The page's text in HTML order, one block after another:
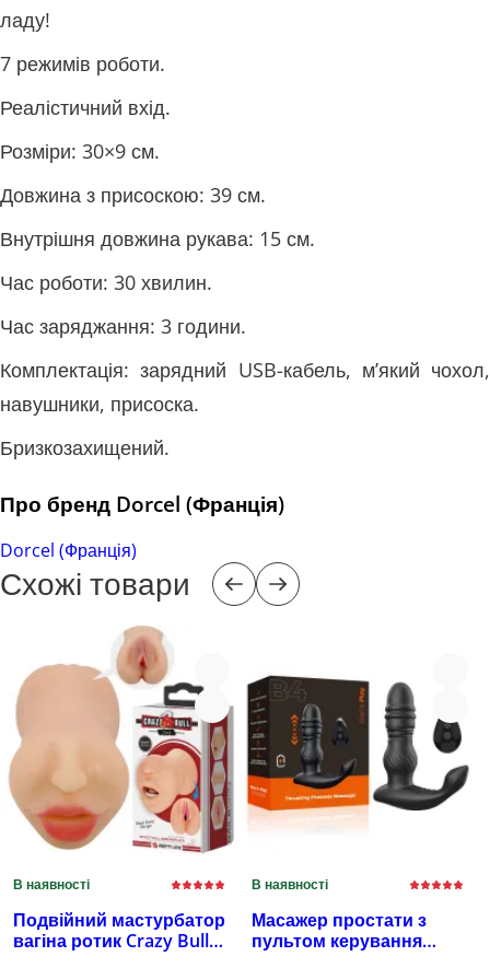
ладу!
7 режимів роботи.
Реалістичний вхід.
Розміри: 30×9 см.
Довжина з присоскою: 39 см.
Внутрішня довжина рукава: 15 см.
Час роботи: 30 хвилин.
Час заряджання: 3 години.
Комплектація: зарядний USB-кабель, м’який чохол,
навушники, присоска.
Бризкозахищений.
Про бренд Dorcel (Франція)
Dorcel (Франція)
Схожі товари
В наявності
Подвійний мастурбатор
вагіна ротик Crazy Bull
В наявності
Масажер простати з
пультом керування